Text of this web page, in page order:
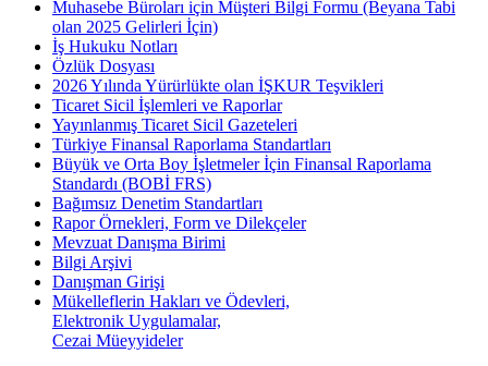
Muhasebe Büroları için Müşteri Bilgi Formu (Beyana Tabi
olan 2025 Gelirleri İçin)
İş Hukuku Notları
Özlük Dosyası
2026 Yılında Yürürlükte olan İŞKUR Teşvikleri
Ticaret Sicil İşlemleri ve Raporlar
Yayınlanmış Ticaret Sicil Gazeteleri
Türkiye Finansal Raporlama Standartları
Büyük ve Orta Boy İşletmeler İçin Finansal Raporlama
Standardı (BOBİ FRS)
Bağımsız Denetim Standartları
Rapor Örnekleri, Form ve Dilekçeler
Mevzuat Danışma Birimi
Bilgi Arşivi
Danışman Girişi
Mükelleflerin Hakları ve Ödevleri,
Elektronik Uygulamalar,
Cezai Müeyyideler